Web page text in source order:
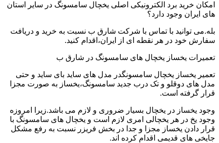
امکان خرید برد الکترونیکی اصلی یخچال سامسونگ در سایر استان
های ایران وجود دارد؟
بله.می توانید با تماس با شرکت شارق ب نسبت به خرید و دریافت
سفارش خود در هر نقطه ای از ایران،اقدام کنید.
تعمیرات یخساز یخچال های سامسونگ در شارق ب
تعمیر یخساز یخچال سامسونگدر مدل های ساید بای ساید و حتی
مدل های دوقلو و تک درب جدید سامسونگ،یخساز به صورت مجزا
قرار گرفته است.
وجود یخساز در یخچال بسیار ضروری و لازم می باشد.زیرا امروزه
وجود یخ در هر یخچالی امری لازم است و یخچال های سامسونگ با
قرار دادن یخساز مجزا و جدا در بخش فریزر نسبت به رفع مشکل
جایخی های قدیمی اقدام کرده اند.